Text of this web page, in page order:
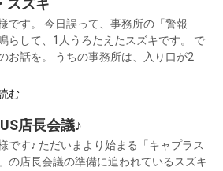
スズキ
です。 今日誤って、事務所の「警報
らして、1人うろたえたスズキです。 で
お話を。 うちの事務所は、入り口が2
む
店長会議♪
です♪ ただいまより始まる「キャプラス
の店長会議の準備に追われているスズキ